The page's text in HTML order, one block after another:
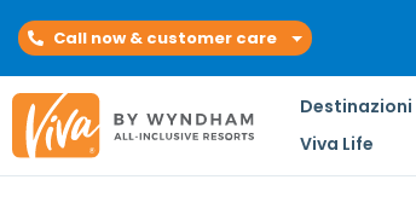
Call now & customer care
Destinazioni
Viva Life